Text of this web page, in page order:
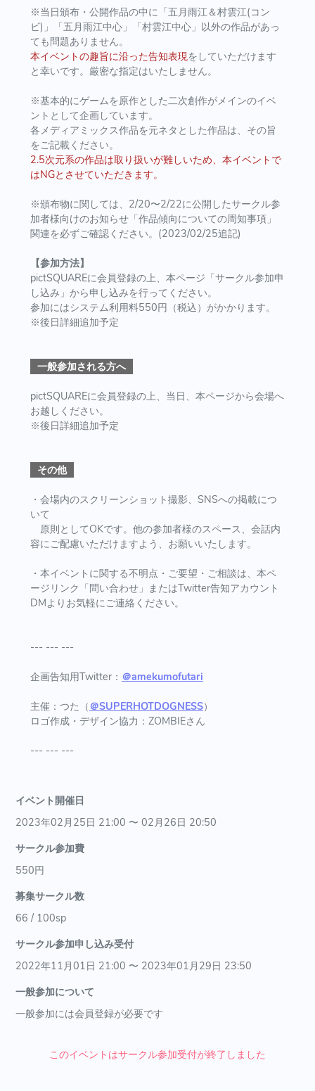
※当日頒布・公開作品の中に「五月雨江＆村雲江(コン
ビ)」「五月雨江中心」「村雲江中心」以外の作品があっ
ても問題ありません。
本イベントの趣旨に沿った告知表現をしていただけます
と幸いです。厳密な指定はいたしません。
※基本的にゲームを原作とした二次創作がメインのイベ
ントとして企画しています。
各メディアミックス作品を元ネタとした作品は、その旨
をご記載ください。
2.5次元系の作品は取り扱いが難しいため、本イベントで
はNGとさせていただきます。
※頒布物に関しては、2/20〜2/22に公開したサークル参
加者様向けのお知らせ「作品傾向についての周知事項」
関連を必ずご確認ください。(2023/02/25追記)
【参加方法】
pictSQUAREに会員登録の上、本ページ「サークル参加申
し込み」から申し込みを行ってください。
参加にはシステム利用料550円（税込）がかかります。
※後日詳細追加予定
一般参加される方へ
pictSQUAREに会員登録の上、当日、本ページから会場へ
お越しください。
※後日詳細追加予定
その他
・会場内のスクリーンショット撮影、SNSへの掲載につ
いて
原則としてOKです。他の参加者様のスペース、会話内
容にご配慮いただけますよう、お願いいたします。
・本イベントに関する不明点・ご要望・ご相談は、本ペ
ージリンク「問い合わせ」またはTwitter告知アカウント
DMよりお気軽にご連絡ください。
--- --- ---
企画告知用Twitter： ＠amekumofutari
主催：つた（ ＠SUPERHOTDOGNESS）
ロゴ作成・デザイン協力：ZOMBIEさん
--- --- ---
イベント開催日
2023年02月25日 21:00 〜 02月26日 20:50
サークル参加費
550円
募集サークル数
66 / 100sp
サークル参加申し込み受付
2022年11月01日 21:00 〜 2023年01月29日 23:50
一般参加について
一般参加には会員登録が必要です
このイベントはサークル参加受付が終了しました